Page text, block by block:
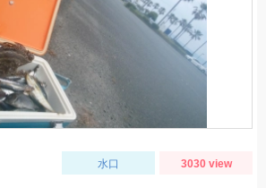
水口 3030 view